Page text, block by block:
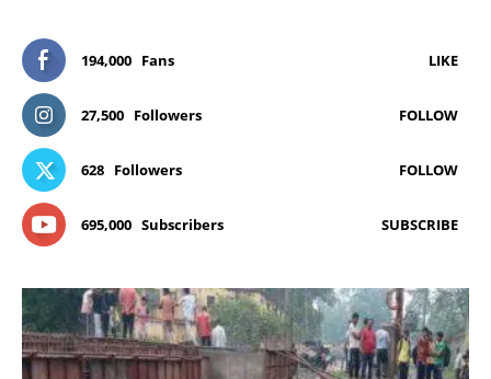
194,000 Fans LIKE
27,500 Followers FOLLOW
628 Followers FOLLOW
695,000 Subscribers SUBSCRIBE